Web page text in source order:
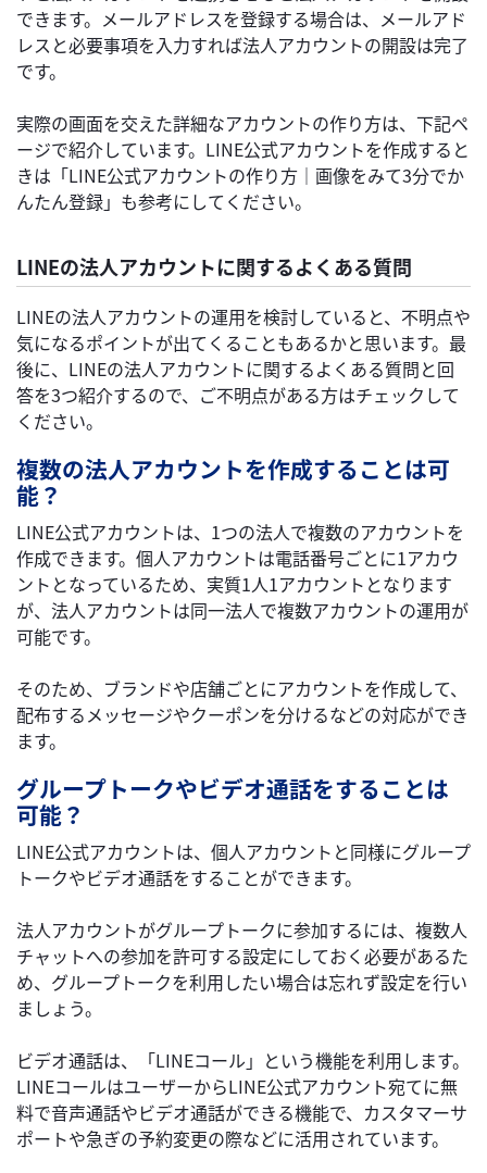
できます。メールアドレスを登録する場合は、メールアド
レスと必要事項を入力すれば法人アカウントの開設は完了
です。
実際の画面を交えた詳細なアカウントの作り方は、下記ペ
ージで紹介しています。LINE公式アカウントを作成すると
きは「LINE公式アカウントの作り方｜画像をみて3分でか
んたん登録」も参考にしてください。
LINEの法人アカウントに関するよくある質問
LINEの法人アカウントの運用を検討していると、不明点や
気になるポイントが出てくることもあるかと思います。最
後に、LINEの法人アカウントに関するよくある質問と回
答を3つ紹介するので、ご不明点がある方はチェックして
ください。
複数の法人アカウントを作成することは可
能？
LINE公式アカウントは、1つの法人で複数のアカウントを
作成できます。個人アカウントは電話番号ごとに1アカウ
ントとなっているため、実質1人1アカウントとなります
が、法人アカウントは同一法人で複数アカウントの運用が
可能です。
そのため、ブランドや店舗ごとにアカウントを作成して、
配布するメッセージやクーポンを分けるなどの対応ができ
ます。
グループトークやビデオ通話をすることは
可能？
LINE公式アカウントは、個人アカウントと同様にグループ
トークやビデオ通話をすることができます。
法人アカウントがグループトークに参加するには、複数人
チャットへの参加を許可する設定にしておく必要があるた
め、グループトークを利用したい場合は忘れず設定を行い
ましょう。
ビデオ通話は、「LINEコール」という機能を利用します。
LINEコールはユーザーからLINE公式アカウント宛てに無
料で音声通話やビデオ通話ができる機能で、カスタマーサ
ポートや急ぎの予約変更の際などに活用されています。